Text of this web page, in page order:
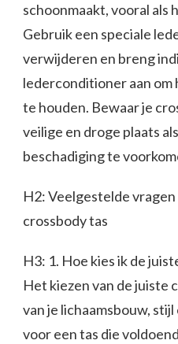
schoonmaakt, vooral als
Gebruik een speciale
verwijderen en breng
lederconditioner aan om
te houden. Bewaar je
veilige en droge plaats
beschadiging te
H2: Veelgestelde
crossbody tas
H3: 1. Hoe kies ik de
Het kiezen van de juiste
van je lichaamsbouw,
voor een tas die